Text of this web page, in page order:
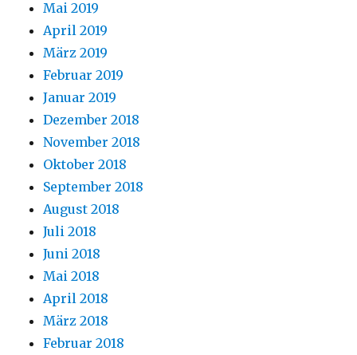
Mai 2019
April 2019
März 2019
Februar 2019
Januar 2019
Dezember 2018
November 2018
Oktober 2018
September 2018
August 2018
Juli 2018
Juni 2018
Mai 2018
April 2018
März 2018
Februar 2018